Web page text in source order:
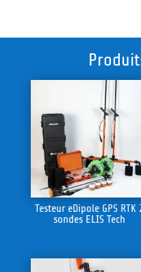
Testeur eDipole GPS RTK
sondes ELIS Tech